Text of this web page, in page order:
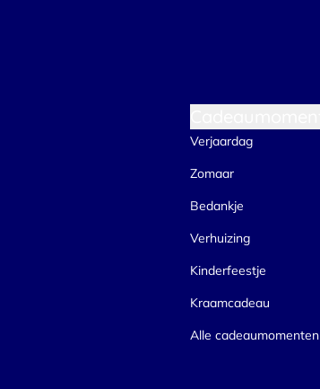
Verjaardag
Zomaar
Bedankje
Verhuizing
Kinderfeestje
Kraamcadeau
Alle cadeaumomenten